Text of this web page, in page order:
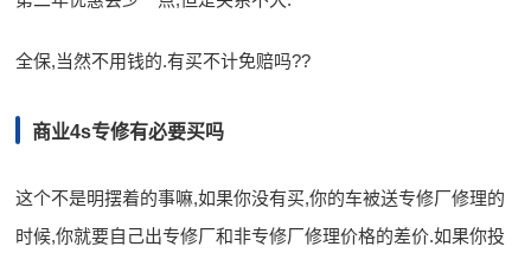
全保,当然不用钱的.有买不计免赔吗??
商业4s专修有必要买吗
这个不是明摆着的事嘛,如果你没有买,你的车被送专修厂修理的
时候,你就要自己出专修厂和非专修厂修理价格的差价.如果你投